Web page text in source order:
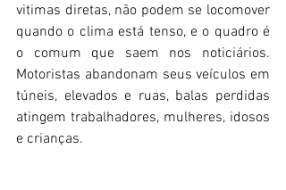
vitimas diretas, não podem se locomover
quando o clima está tenso, e o quadro é
o comum que saem nos noticiários.
Motoristas abandonam seus veículos em
túneis, elevados e ruas, balas perdidas
atingem trabalhadores, mulheres, idosos
e crianças.